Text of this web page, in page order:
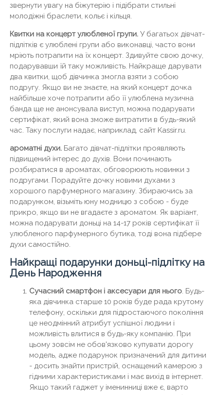
звернути увагу на біжутерію і підібрати стильні
молодіжні браслети, кольє і кільця.
Квитки на концерт улюбленої групи. У багатьох дівчат-
підлітків є улюблені групи або виконавці, часто вони
мріють потрапити на їх концерт. Здивуйте свою дочку,
подарувавши їй таку можливість. Найкраще дарувати
два квитки, щоб дівчинка змогла взяти з собою
подругу. Якщо ви не знаєте, на який концерт дочка
найбільше хоче потрапити або її улюблена музична
банда ще не анонсувала виступ, можна подарувати
сертифікат, який вона зможе витратити в будь-який
час. Таку послуги надає, наприклад, сайт Kassir.ru.
ароматні духи. Багато дівчат-підлітки проявляють
підвищений інтерес до духів. Вони починають
розбиратися в ароматах, обговорюють новинки з
подругами. Порадуйте дочку новими духами з
хорошого парфумерного магазину. Збираючись за
подарунком, візьміть юну модницю з собою - буде
прикро, якщо ви не вгадаєте з ароматом. Як варіант,
можна подарувати доньці на 14-17 років сертифікат її
улюбленого парфумерного бутика, тоді вона підбере
духи самостійно.
Найкращі подарунки доньці-підлітку на
День Народження
Сучасний смартфон і аксесуари для нього . Будь-
яка дівчинка старше 10 років буде рада крутому
телефону, оскільки для підростаючого покоління
це неодмінний атрибут успішної людини і
можливість влитися в будь-яку компанію. При
цьому зовсім не обов'язково купувати дорогу
модель, адже подарунок призначений для дитини
- досить знайти пристрій, оснащений камерою з
гідними характеристиками і має вихід в інтернет.
Якщо такий гаджет у іменинниці вже є, варто